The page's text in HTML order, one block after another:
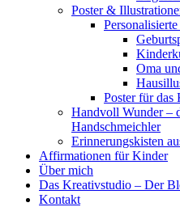
Poster &
Oma
Poster für das
Handvoll Wunder –
Handschmeichler
Erinnerungskisten
Affirmationen für Kinder
Über mich
Das Kreativstudio – Der
Kontakt